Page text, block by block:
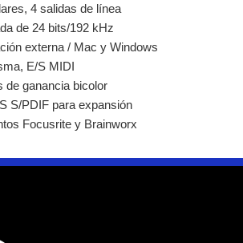
4 salidas de línea
de 24 bits/192 kHz
externa / Mac y Windows
E/S MIDI
de ganancia bicolor
S/PDIF para expansión
Focusrite y Brainworx